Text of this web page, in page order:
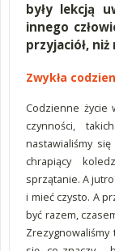
były lekcją
innego
przyjaciół, niż
Zwykła
Codzienne życie
czynności,
nastawialiśmy
chrapiący
sprzątanie. A
i mieć czysto. A
być razem,